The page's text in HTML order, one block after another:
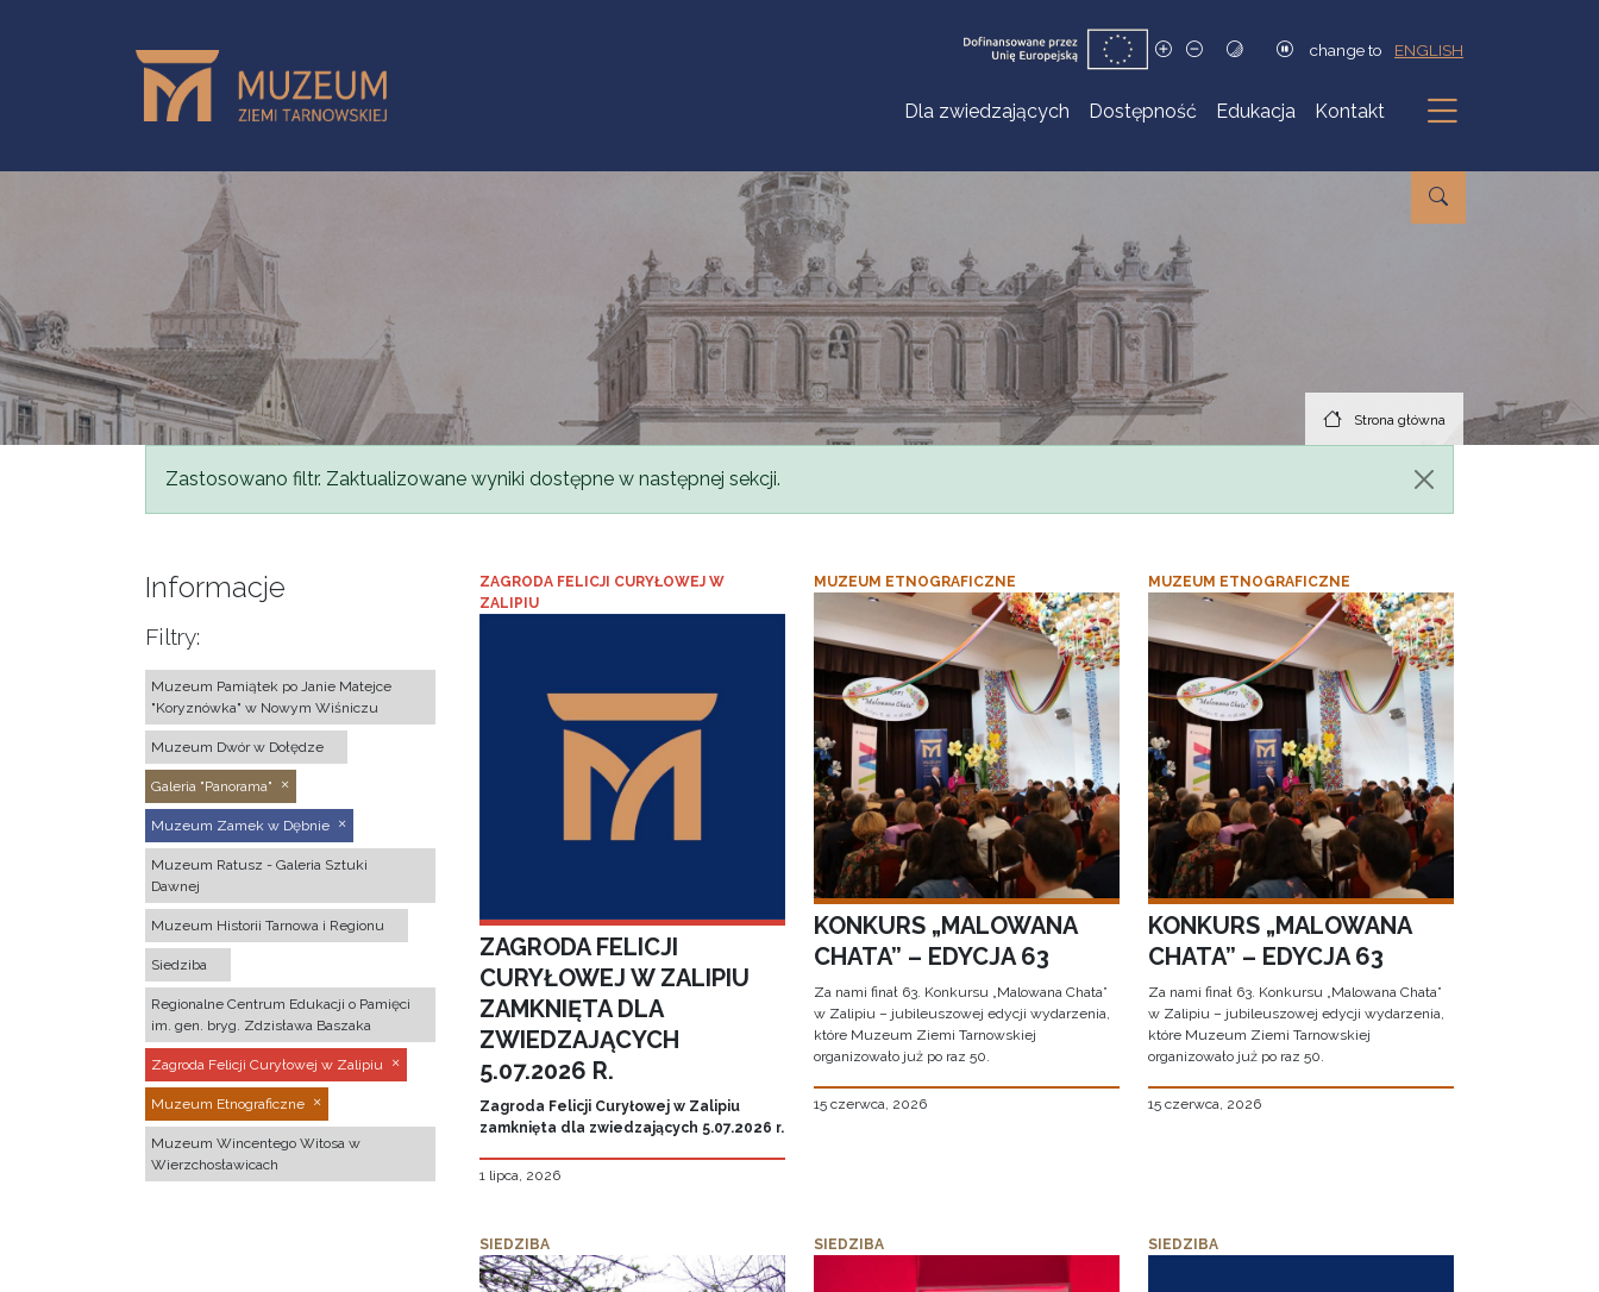
change to ENGLISH
Dla zwiedzających Dostępność Edukacja Kontakt
Podmenu
Strona główna
Komunikat
Zastosowano filtr. Zaktualizowane wyniki dostępne w następnej sekcji.
Informacje
Filtry:
Muzeum Pamiątek po Janie Matejce
"Koryznówka" w Nowym Wiśniczu
Muzeum Dwór w Dołędze
Galeria "Panorama"
Muzeum Zamek w Dębnie
Muzeum Ratusz - Galeria Sztuki
Dawnej
Muzeum Historii Tarnowa i Regionu
Siedziba
Regionalne Centrum Edukacji o Pamięci
im. gen. bryg. Zdzisława Baszaka
Zagroda Felicji Curyłowej w Zalipiu
Muzeum Etnograficzne
Muzeum Wincentego Witosa w
Wierzchosławicach
ZAGRODA FELICJI CURYŁOWEJ W
ZALIPIU
ZAGRODA FELICJI
CURYŁOWEJ W ZALIPIU
ZAMKNIĘTA DLA
ZWIEDZAJĄCYCH
5.07.2026 R.
Zagroda Felicji Curyłowej w Zalipiu
zamknięta dla zwiedzających 5.07.2026 r.
1 lipca, 2026
MUZEUM ETNOGRAFICZNE
KONKURS „MALOWANA
CHATA” – EDYCJA 63
Za nami finał 63. Konkursu „Malowana Chata”
w Zalipiu – jubileuszowej edycji wydarzenia,
które Muzeum Ziemi Tarnowskiej
organizowało już po raz 50.
15 czerwca, 2026
MUZEUM ETNOGRAFICZNE
KONKURS „MALOWANA
CHATA” – EDYCJA 63
Za nami finał 63. Konkursu „Malowana Chata”
w Zalipiu – jubileuszowej edycji wydarzenia,
które Muzeum Ziemi Tarnowskiej
organizowało już po raz 50.
15 czerwca, 2026
SIEDZIBA SIEDZIBA SIEDZIBA